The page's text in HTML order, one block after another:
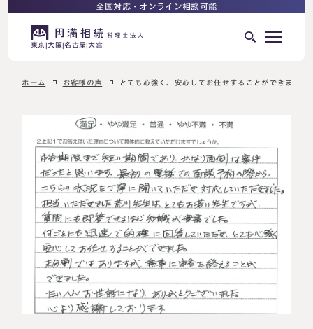
全国対応・オンライン相談可能
東京 大阪 名古屋 大宮
はじめての方へ
ご相談の流れ
選ばれる理由
よくある質問
相続を学ぶ
相続が発生した方へ
相続税申告について
ご相談の流れ
料金表
相続に備えたい方へ
ホーム お客様の声 とても心強く、安心してお任せすることができました